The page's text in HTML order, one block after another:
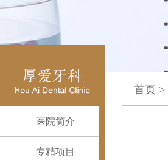
医院简介
专精项目
首页 >